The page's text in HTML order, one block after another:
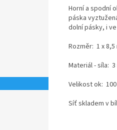
Horní a spodní
páska
dolní pásky, i
Rozměr: 1 x 8,5
Materiál - síla: 3
Velikost ok:
Síť skladem v